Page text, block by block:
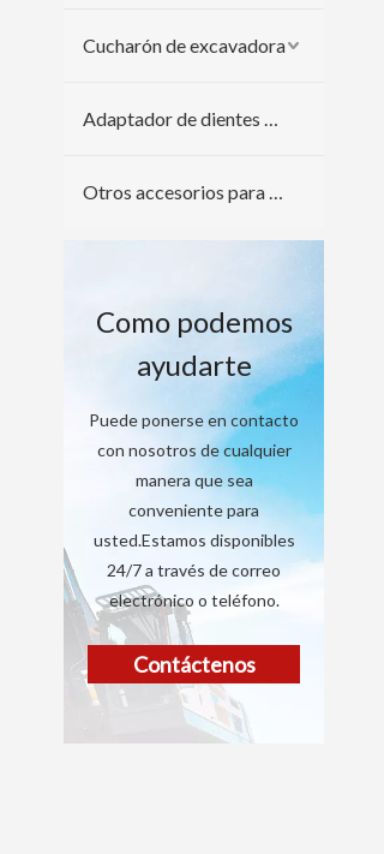
Cucharón de excavadora
Adaptador de dientes de cuchara
Otros accesorios para excavadoras
Como podemos
ayudarte
Puede ponerse en contacto
con nosotros de cualquier
manera que sea
conveniente para
usted.Estamos disponibles
24/7 a través de correo
electrónico o teléfono.
Contáctenos